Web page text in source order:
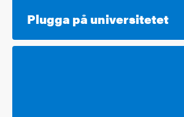
Plugga på universitetet